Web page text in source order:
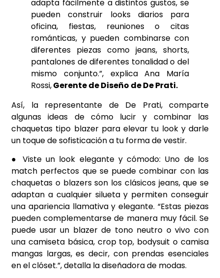
adapta fácilmente a distintos gustos, se
pueden construir looks diarios para
oficina, fiestas, reuniones o citas
románticas, y pueden combinarse con
diferentes piezas como jeans, shorts,
pantalones de diferentes tonalidad o del
mismo conjunto.”, explica Ana María
Rossi,Gerente de Diseño de De Prati.
Así, la representante de De Prati, comparte
algunas ideas de cómo lucir y combinar las
chaquetas tipo blazer para elevar tu look y darle
un toque de sofisticación a tu forma de vestir.
● Viste un look elegante y cómodo: Uno de los
match perfectos que se puede combinar con las
chaquetas o blazers son los clásicos jeans, que se
adaptan a cualquier silueta y permiten conseguir
una apariencia llamativa y elegante. “Estas piezas
pueden complementarse de manera muy fácil. Se
puede usar un blazer de tono neutro o vivo con
una camiseta básica, crop top, bodysuit o camisa
mangas largas, es decir, con prendas esenciales
en el clóset.”, detalla la diseñadora de modas.